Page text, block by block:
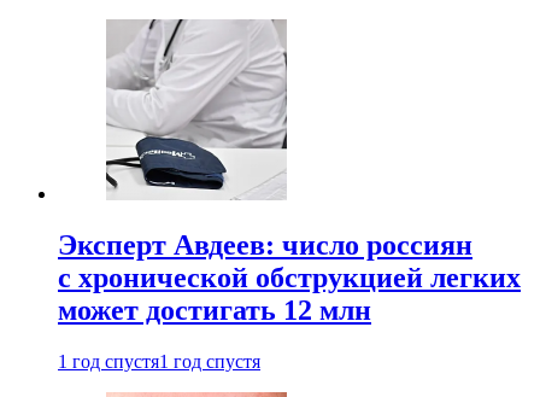
Эксперт Авдеев: число россиян
с хронической обструкцией легких
может достигать 12 млн
1 год спустя1 год спустя